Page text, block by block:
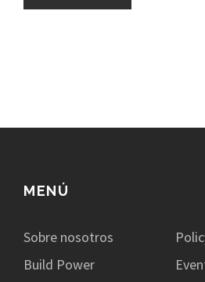
MENÚ
Sobre nosotros
Build Power